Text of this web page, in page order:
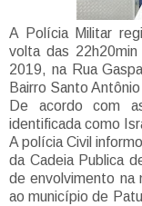
A Polícia Militar
volta das
2019, na Rua
Bairro Santo
De acordo com
identificada como
A polícia Civil
da Cadeia Publica
de envolvimento na
ao município de